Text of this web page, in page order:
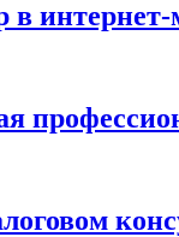
в